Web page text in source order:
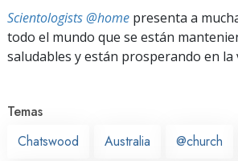
Scientologists @home presenta a
todo el mundo que se están
saludables y están prosperando en la
Temas
Chatswood
Australia @church